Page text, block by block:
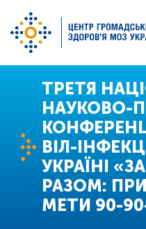
основного
ТРЕТЯ
НАУКОВО-
ВІЛ-
УКРАЇНІ
РАЗОМ:
МЕТИ 90-